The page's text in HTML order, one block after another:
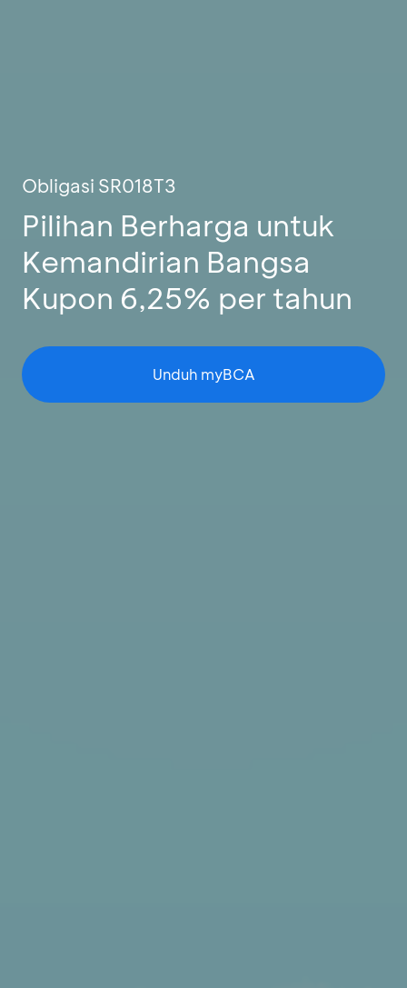
Obligasi SR018T3
Pilihan Berharga untuk
Kemandirian Bangsa
Kupon 6,25% per tahun
Unduh myBCA